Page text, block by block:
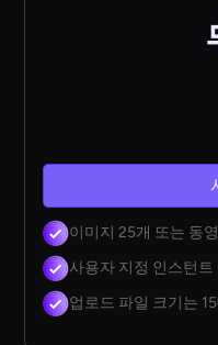
이미지 25개 또는 동
사용자 지정 인스턴트
업로드 파일 크기는